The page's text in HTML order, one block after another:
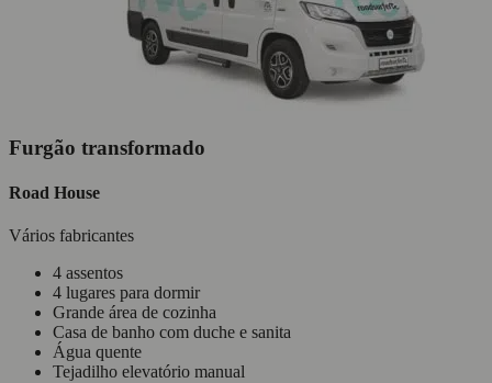
Furgão transformado
Road House
Vários fabricantes
4 assentos
4 lugares para dormir
Grande área de cozinha
Casa de banho com duche e sanita
Água quente
Tejadilho elevatório manual